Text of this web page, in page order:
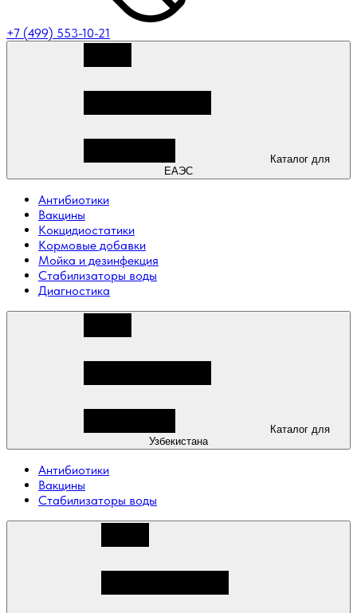
+7 (499) 553-10-21
ЕАЭС
Антибиотики
Вакцины
Кокцидиостатики
Кормовые добавки
Мойка и дезинфекция
Стабилизаторы воды
Диагностика
Узбекистана
Антибиотики
Вакцины
Стабилизаторы воды